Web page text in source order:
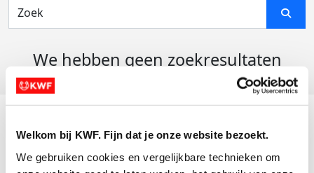
Welkom bij KWF. Fijn dat je onze website bezoekt.
We gebruiken cookies en vergelijkbare technieken om
We hebben geen zoekresultaten
Actiematerialen
Evenementen